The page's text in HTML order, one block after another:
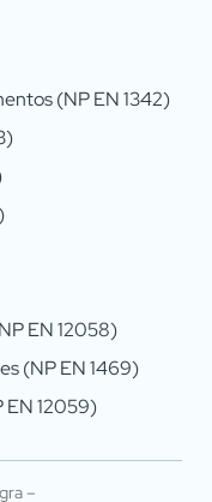
(NP EN 1342)
EN 12058)
(NP EN 1469)
EN 12059)
–